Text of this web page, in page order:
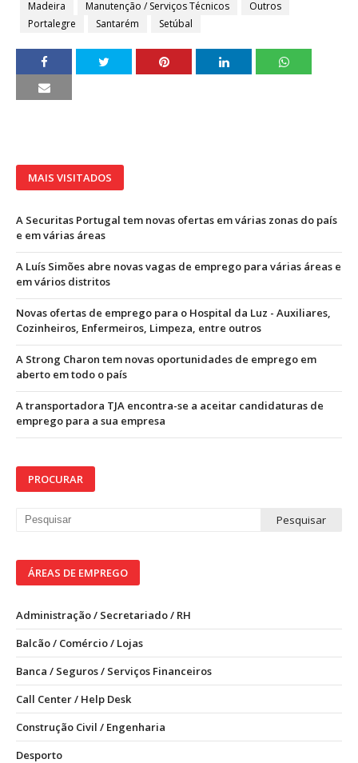
Madeira Manutenção / Serviços Técnicos
Outros
Portalegre
Santarém Setúbal
MAIS VISITADOS
A Securitas Portugal tem novas ofertas em várias zonas do país
e em várias áreas
A Luís Simões abre novas vagas de emprego para várias áreas e
em vários distritos
Novas ofertas de emprego para o Hospital da Luz - Auxiliares,
Cozinheiros, Enfermeiros, Limpeza, entre outros
A Strong Charon tem novas oportunidades de emprego em
aberto em todo o país
A transportadora TJA encontra-se a aceitar candidaturas de
emprego para a sua empresa
PROCURAR
ÁREAS DE EMPREGO
Administração / Secretariado / RH
Balcão / Comércio / Lojas
Banca / Seguros / Serviços Financeiros
Call Center / Help Desk
Construção Civil / Engenharia
Desporto